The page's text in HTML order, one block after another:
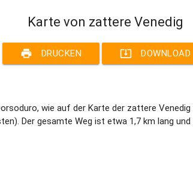
Karte von zattere Venedig
print DRUCKEN system_update_alt DOWNLOAD
wie auf der Karte der zattere
Der gesamte Weg ist etwa 1,7 km lang